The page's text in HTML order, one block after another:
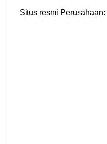
Situs resmi Perusahaan: